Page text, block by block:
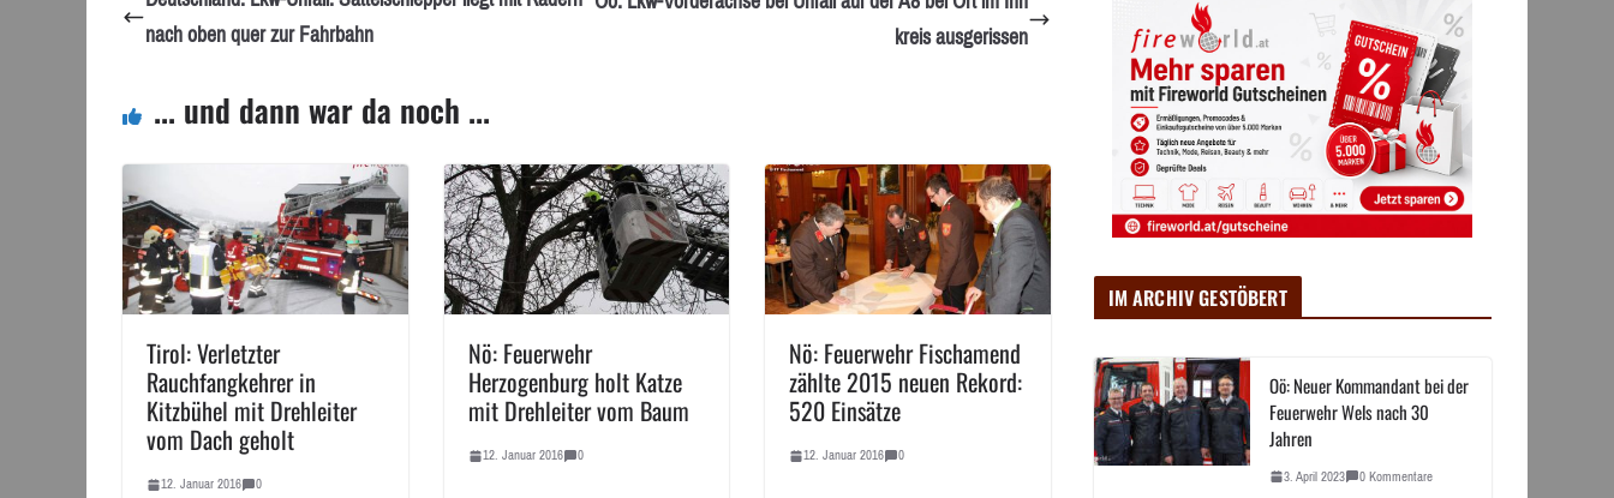
nach oben quer zur Fahrbahn
kreis ausgerissen
... und dann war da noch ...
Tirol: Verletzter
Rauchfangkehrer in
Kitzbühel mit Drehleiter
vom Dach geholt
12. Januar 2016 0
Nö: Feuerwehr
Herzogenburg holt Katze
mit Drehleiter vom Baum
12. Januar 2016 0
Nö: Feuerwehr Fischamend
zählte 2015 neuen Rekord:
520 Einsätze
12. Januar 2016 0
IM ARCHIV GESTÖBERT
Oö: Neuer Kommandant bei der
Feuerwehr Wels nach 30
Jahren
3. April 2023 0 Kommentare